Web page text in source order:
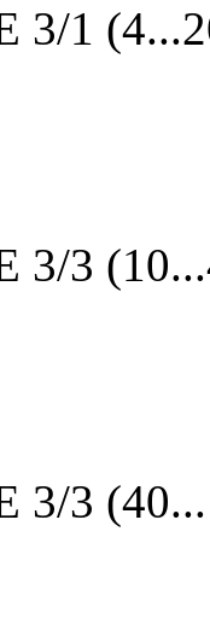
3/1
3/3
3/3